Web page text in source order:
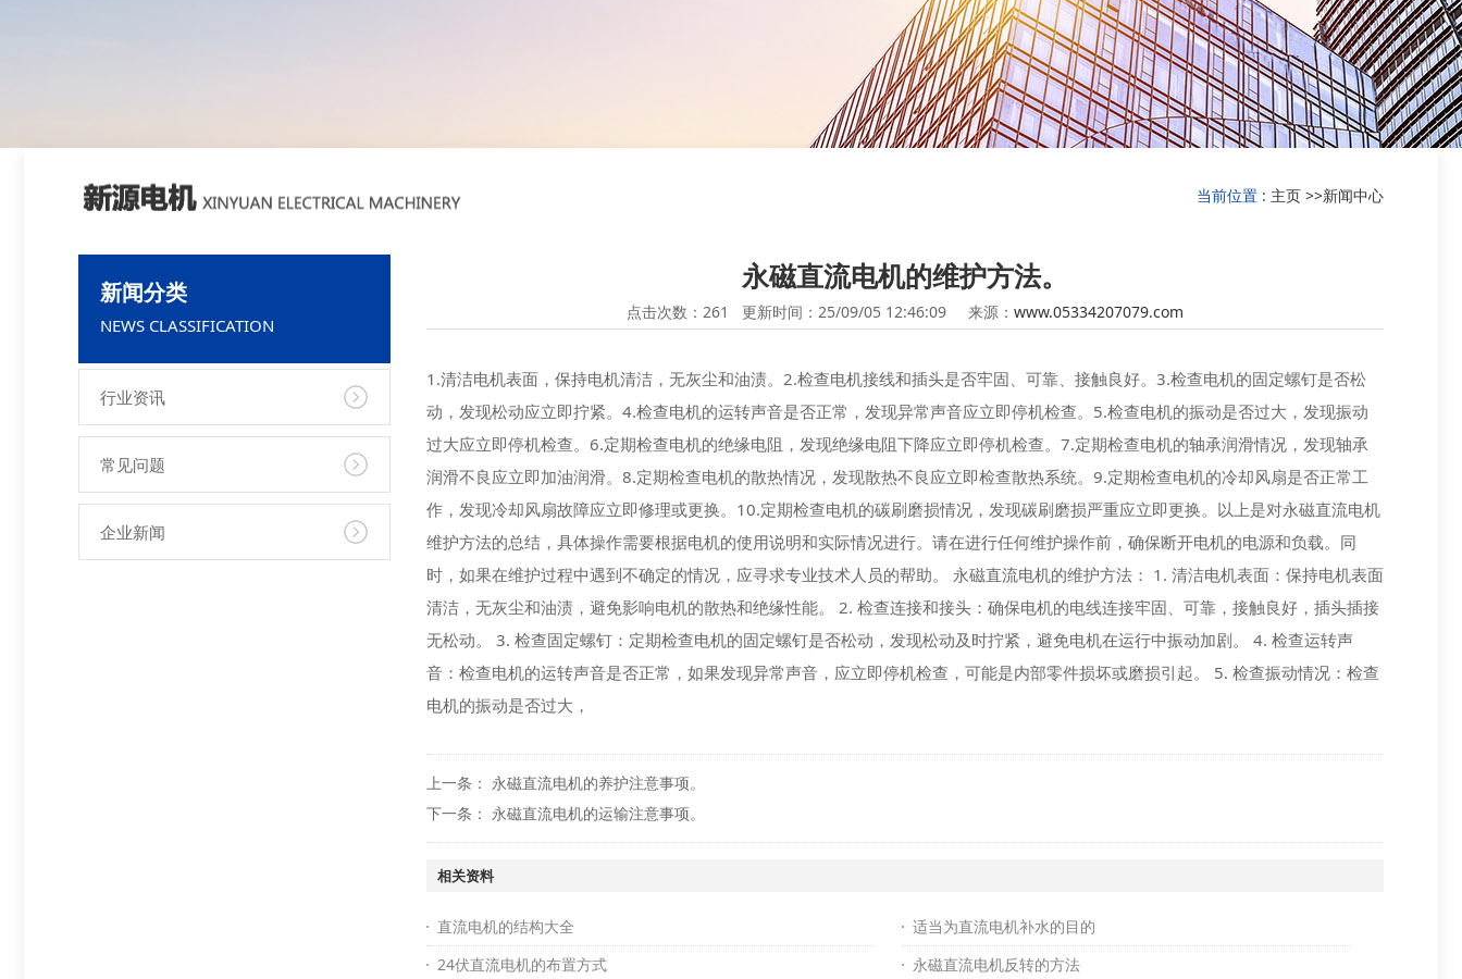
当前位置 : 主页 >>新闻中心
新闻分类
NEWS CLASSIFICATION
行业资讯
常见问题
企业新闻
永磁直流电机的维护方法。
点击次数： 261 更新时间：25/09/05 12:46:09 来源： www.05334207079.com
1.清洁电机表面，保持电机清洁，无灰尘和油渍。2.检查电机接线和插头是否牢固、可靠、接触良好。3.检查电机的固定螺钉是否松
动，发现松动应立即拧紧。4.检查电机的运转声音是否正常，发现异常声音应立即停机检查。5.检查电机的振动是否过大，发现振动
过大应立即停机检查。6.定期检查电机的绝缘电阻，发现绝缘电阻下降应立即停机检查。7.定期检查电机的轴承润滑情况，发现轴承
润滑不良应立即加油润滑。8.定期检查电机的散热情况，发现散热不良应立即检查散热系统。9.定期检查电机的冷却风扇是否正常工
作，发现冷却风扇故障应立即修理或更换。10.定期检查电机的碳刷磨损情况，发现碳刷磨损严重应立即更换。以上是对永磁直流电机
维护方法的总结，具体操作需要根据电机的使用说明和实际情况进行。请在进行任何维护操作前，确保断开电机的电源和负载。同
时，如果在维护过程中遇到不确定的情况，应寻求专业技术人员的帮助。 永磁直流电机的维护方法： 1. 清洁电机表面：保持电机表面
清洁，无灰尘和油渍，避免影响电机的散热和绝缘性能。 2. 检查连接和接头：确保电机的电线连接牢固、可靠，接触良好，插头插接
无松动。 3. 检查固定螺钉：定期检查电机的固定螺钉是否松动，发现松动及时拧紧，避免电机在运行中振动加剧。 4. 检查运转声
音：检查电机的运转声音是否正常，如果发现异常声音，应立即停机检查，可能是内部零件损坏或磨损引起。 5. 检查振动情况：检查
电机的振动是否过大，
上一条： 永磁直流电机的养护注意事项。
下一条： 永磁直流电机的运输注意事项。
相关资料
直流电机的结构大全
适当为直流电机补水的目的
24伏直流电机的布置方式
永磁直流电机反转的方法